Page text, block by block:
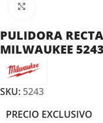
PULIDORA
MILWAUKEE 5243
SKU: 5243
PRECIO EXCLUSIVO